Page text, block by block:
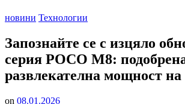
Posted
новини Технологии
Запознайте се с изцяло
серия POCO M8:
развлекателна мощност
on 08.01.2026